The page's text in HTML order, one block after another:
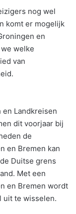
nog wel
komt er mogelijk
en
welke
van
Landkreisen
dit voorjaar bij
de
en Bremen kan
Duitse grens
Met een
en Bremen wordt
uit te wisselen.